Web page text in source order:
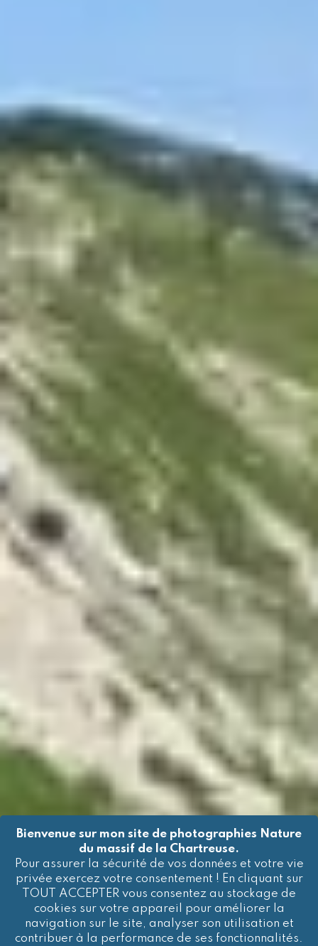
Bienvenue sur mon site de photographies Nature
du massif de la Chartreuse.
Pour assurer la sécurité de vos données et votre vie
privée exercez votre consentement ! En cliquant sur
TOUT ACCEPTER vous consentez au stockage de
cookies sur votre appareil pour améliorer la
navigation sur le site, analyser son utilisation et
contribuer à la performance de ses fonctionnalités.